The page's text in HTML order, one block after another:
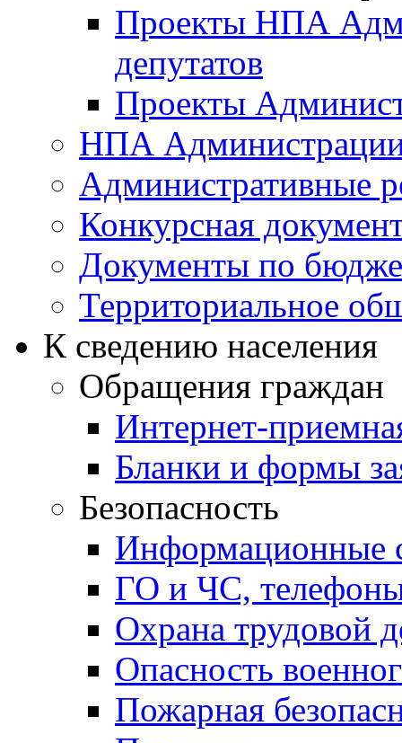
Проекты НПА
депутатов
Проекты
НПА
Административные
Конкурсная
Документы по
Территориальное
К сведению населения
Обращения граждан
Интернет-
Бланки и формы
Безопасность
Информационные
ГО и ЧС,
Охрана трудовой
Опасность
Пожарная